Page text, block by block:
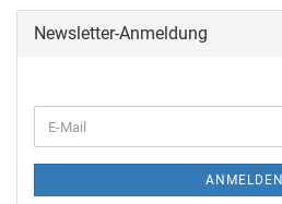
Newsletter-Anmeldung
ANMELDEN